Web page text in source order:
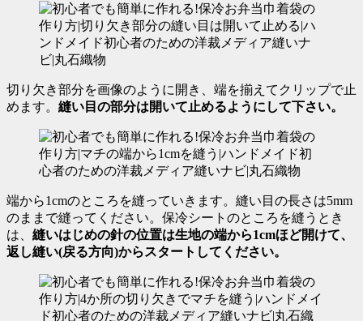
切り欠き部分を画像のように開き、端を揃えてクリップで止
めます。 縫い目の部分は開いて止めるようにして下さい。
端から1cmのところを縫っていきます。 縫い目の長さは5mm
のままで縫ってください。保冷シートのところを縫うとき
は、 縫いはじめの針の位置は生地の端から1cmほど開けて、
返し縫い(戻る方向)からスタートしてください。